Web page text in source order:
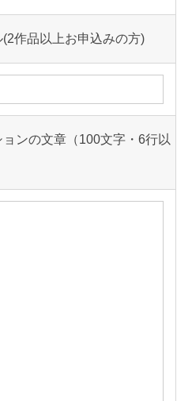
作品以上お申込みの方)
ンの文章（100文字・6行以